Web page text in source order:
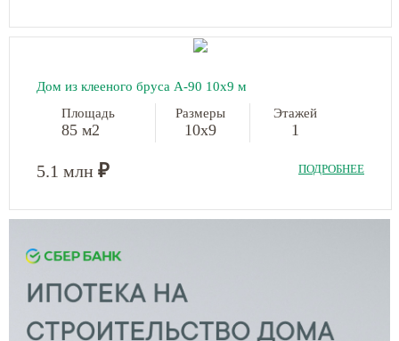
Дом из клееного бруса А-90 10х9 м
Площадь
85 м2
Размеры
10х9
Этажей
1
5.1 млн ₽ ПОДРОБНЕЕ